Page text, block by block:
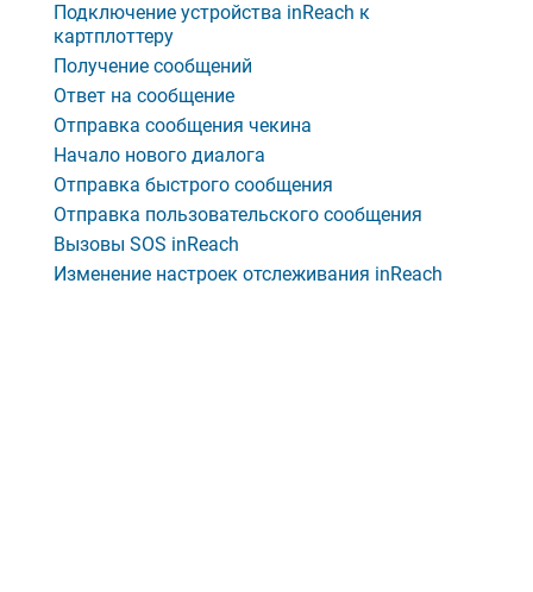
Подключение устройства inReach к
картплоттеру
Получение сообщений
Ответ на сообщение
Отправка сообщения чекина
Начало нового диалога
Отправка быстрого сообщения
Отправка пользовательского сообщения
Вызовы SOS inReach
Изменение настроек отслеживания inReach